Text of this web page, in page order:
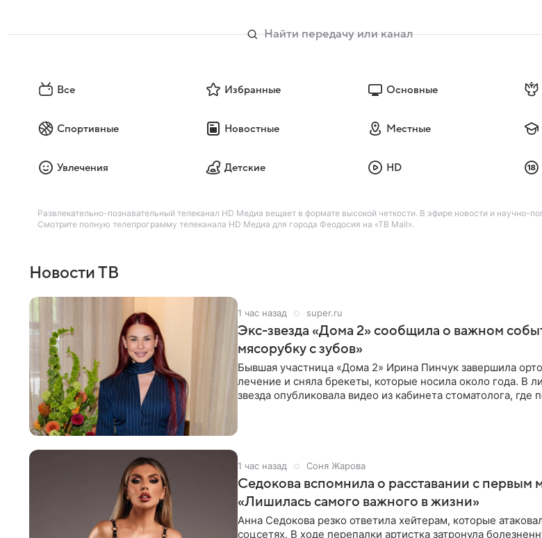
Все Избранные Основные
Спортивные Новостные Местные
Увлечения Детские HD
Развлекательно-познавательный телеканал HD Медиа вещает в формате высокой четкости. В эфире новости и научно-
Смотрите полную телепрограмму телеканала HD Медиа для города Феодосия на «ТВ Mail».
Новости ТВ
1 час назад super.ru
Экс-звезда «Дома 2» сообщила о важном
мясорубку с зубов»
Бывшая участница «Дома 2» Ирина Пинчук завершила
лечение и сняла брекеты, которые носила около года. В
звезда опубликовала видео из кабинета стоматолога, где
1 час назад Соня Жарова
Седокова вспомнила о расставании с первым
«Лишилась самого важного в жизни»
Анна Седокова резко ответила хейтерам, которые
соцсетях. В ходе перепалки артистка затронула